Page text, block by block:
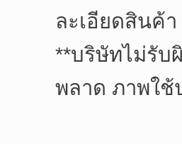
ละเอียดสินค้
**บริษัทไม่รับ
พลาด ภาพใ